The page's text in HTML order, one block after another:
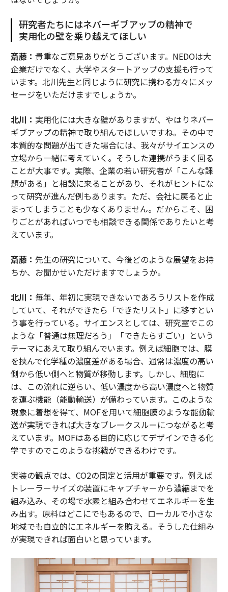
研究者たちにはネバーギブアップの精神で
実用化の壁を乗り越えてほしい
斎藤： 貴重なご意見ありがとうございます。NEDOは大
企業だけでなく、大学やスタートアップの支援も行って
います。北川先生と同じように研究に携わる方々にメッ
セージをいただけますでしょうか。
北川： 実用化には大きな壁がありますが、やはりネバー
ギブアップの精神で取り組んでほしいですね。その中で
本質的な問題が出てきた場合には、我々がサイエンスの
立場から一緒に考えていく。そうした連携がうまく回る
ことが大事です。実際、企業の若い研究者が「こんな課
題がある」と相談に来ることがあり、それがヒントにな
って研究が進んだ例もあります。ただ、会社に戻ると止
まってしまうことも少なくありません。だからこそ、困
りごとがあればいつでも相談できる関係でありたいと考
えています。
斎藤： 先生の研究について、今後どのような展望をお持
ちか、お聞かせいただけますでしょうか。
北川： 毎年、年初に実現できないであろうリストを作成
していて、それができたら「できたリスト」に移すとい
う事を行っている。サイエンスとしては、研究室でこの
ような「普通は無理だろう」「できたらすごい」という
テーマにあえて取り組んでいます。例えば細胞では、膜
を挟んで化学種の濃度差がある場合、通常は濃度の高い
側から低い側へと物質が移動します。しかし、細胞に
は、この流れに逆らい、低い濃度から高い濃度へと物質
を運ぶ機能（能動輸送）が備わっています。このような
現象に着想を得て、MOFを用いて細胞膜のような能動輸
送が実現できれば大きなブレークスルーにつながると考
えています。MOFはある目的に応じてデザインできる化
学ですのでこのような挑戦ができるわけです。
実装の観点では、CO2の固定と活用が重要です。例えば
トレーラーサイズの装置にキャプチャーから濃縮までを
組み込み、その場で水素と組み合わせてエネルギーを生
み出す。原料はどこにでもあるので、ローカルで小さな
地域でも自立的にエネルギーを賄える。そうした仕組み
が実現できれば面白いと思っています。